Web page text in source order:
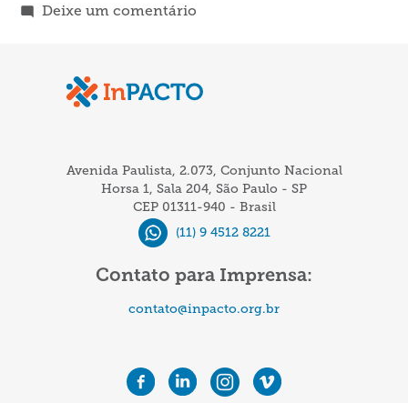
Deixe um comentárioem
carvoaria
por
trabalho
escravo
em
Bastos
Avenida Paulista, 2.073, Conjunto Nacional
Horsa 1, Sala 204, São Paulo - SP
CEP 01311-940 - Brasil
(11) 9 4512 8221
Contato para Imprensa:
contato@inpacto.org.br